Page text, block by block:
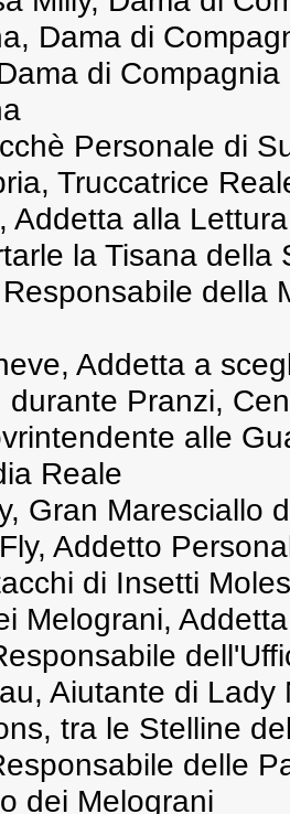
Dama di
di
Personale di
Truccatrice
Addetta alla
la Tisana della
della
Addetta a
durante Pranzi,
alle
Reale
Gran Maresciallo
Addetto
di Insetti
Melograni,
Aiutante di
tra le Stelline
delle
dei Melograni